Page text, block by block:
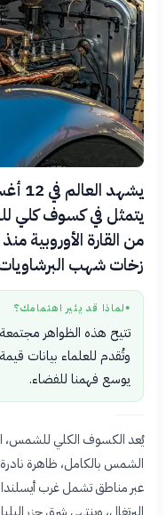
يتمثل في كسوف كلي
زخات شهب
● لماذا قد يثير اهتمامك؟
تتيح هذه الظواهر
وتُقدم للعلماء بيانات
يوسع فهمنا للفضاء.
يُعد الكسوف الكلي
الشمس بالكامل، ظاهرة
عبر مناطق تشمل غرب